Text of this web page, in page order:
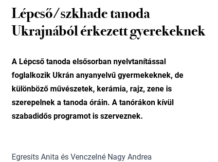
Lépcső/szkhade tanoda
Ukrajnából érkezett gyerekeknek
A Lépcső tanoda elsősorban nyelvtanítással
foglalkozik Ukrán anyanyelvű gyermekeknek, de
különböző művészetek, kerámia, rajz, zene is
szerepelnek a tanoda óráin. A tanórákon kívül
szabadidős programot is szerveznek.
Egresits Anita és Venczelné Nagy Andrea